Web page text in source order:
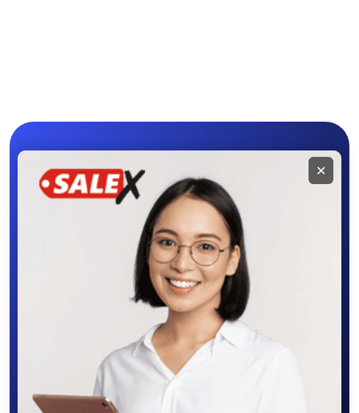
Мобильное
приложение
Скачайте приложение в Google Play –
крутите колесо фортуны, выигрывайте
бонусы, удобно ищите и размещайте
объявления - все это в нашем мобильном
приложении SALEX!
Скачать в Google Play
✕